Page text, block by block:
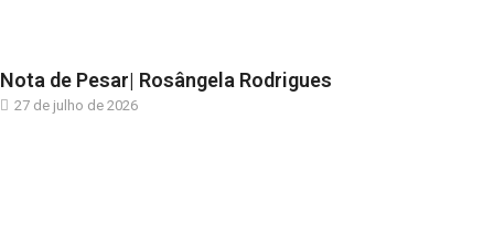
Nota de Pesar| Rosângela Rodrigues
27 de julho de 2026